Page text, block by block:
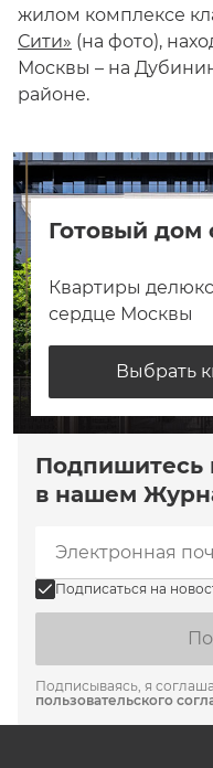
жилом комплексе
Сити» (на фото),
Москвы – на
районе.
Готовый дом
Квартиры делюкс
сердце Москвы
Выбрать
Подпишитесь
в нашем
Подписаться на
Подписываясь, я
пользовательского